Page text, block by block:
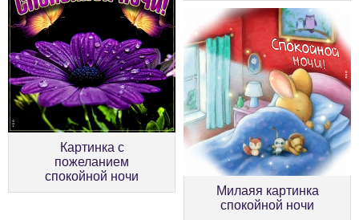
Картинка с
пожеланием
спокойной ночи
Милаяя картинка
спокойной ночи